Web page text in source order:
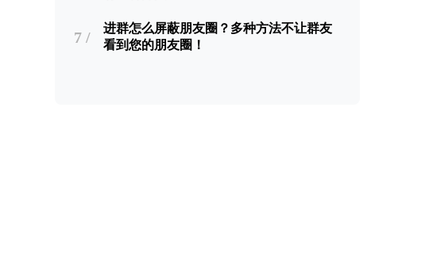
7 /
进群怎么屏蔽朋友圈？多种方法不让群友
看到您的朋友圈！